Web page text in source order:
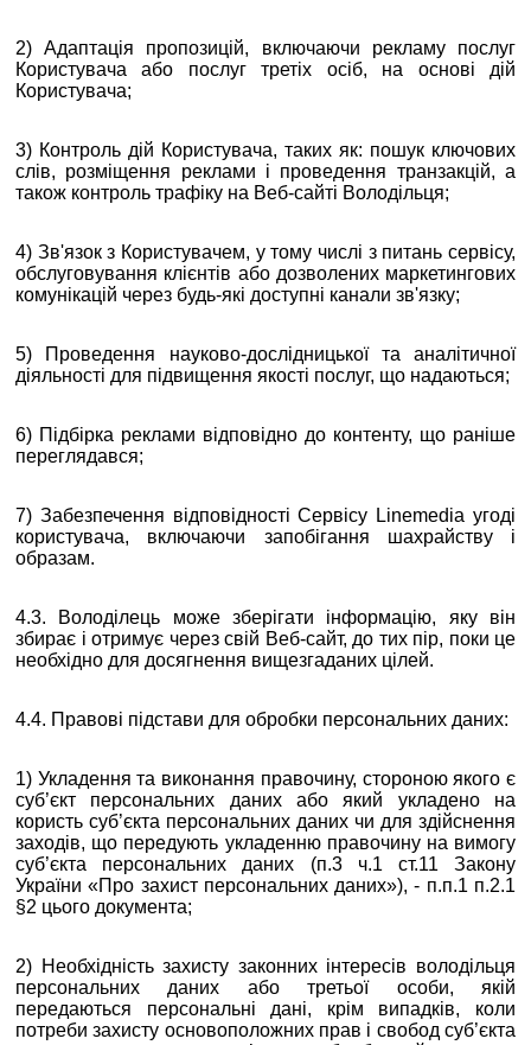
2) Адаптація пропозицій, включаючи рекламу послуг
Користувача або послуг третіх осіб, на основі дій
Користувача;
3) Контроль дій Користувача, таких як: пошук ключових
слів, розміщення реклами і проведення транзакцій, а
також контроль трафіку на Веб-сайті Володільця;
4) Зв'язок з Користувачем, у тому числі з питань сервісу,
обслуговування клієнтів або дозволених маркетингових
комунікацій через будь-які доступні канали зв'язку;
5) Проведення науково-дослідницької та аналітичної
діяльності для підвищення якості послуг, що надаються;
6) Підбірка реклами відповідно до контенту, що раніше
переглядався;
7) Забезпечення відповідності Сервісу Linemedia угоді
користувача, включаючи запобігання шахрайству і
образам.
4.3. Володілець може зберігати інформацію, яку він
збирає і отримує через свій Веб-сайт, до тих пір, поки це
необхідно для досягнення вищезгаданих цілей.
4.4. Правові підстави для обробки персональних даних:
1) Укладення та виконання правочину, стороною якого є
суб’єкт персональних даних або який укладено на
користь суб’єкта персональних даних чи для здійснення
заходів, що передують укладенню правочину на вимогу
суб’єкта персональних даних (п.3 ч.1 ст.11 Закону
України «Про захист персональних даних»), - п.п.1 п.2.1
§2 цього документа;
2) Необхідність захисту законних інтересів володільця
персональних даних або третьої особи, якій
передаються персональні дані, крім випадків, коли
потреби захисту основоположних прав і свобод суб’єкта